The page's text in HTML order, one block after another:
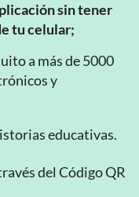
sin tener
tu celular;
a más de 5000
y
educativas.
del Código QR